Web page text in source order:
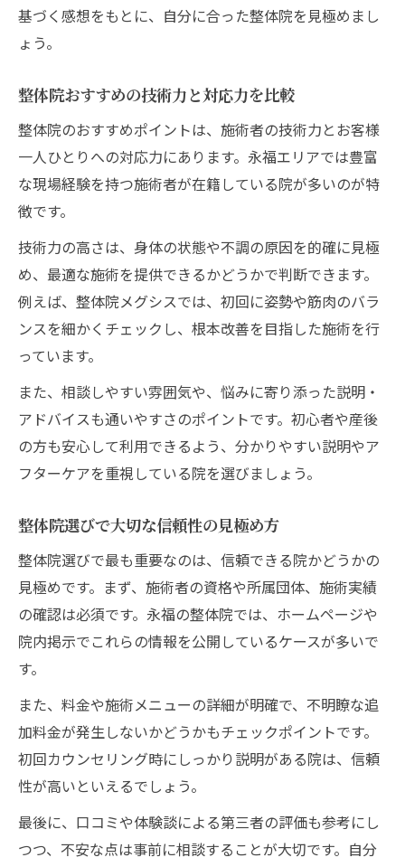
基づく感想をもとに、自分に合った整体院を見極めまし
ょう。
整体院おすすめの技術力と対応力を比較
整体院のおすすめポイントは、施術者の技術力とお客様
一人ひとりへの対応力にあります。永福エリアでは豊富
な現場経験を持つ施術者が在籍している院が多いのが特
徴です。
技術力の高さは、身体の状態や不調の原因を的確に見極
め、最適な施術を提供できるかどうかで判断できます。
例えば、整体院メグシスでは、初回に姿勢や筋肉のバラ
ンスを細かくチェックし、根本改善を目指した施術を行
っています。
また、相談しやすい雰囲気や、悩みに寄り添った説明・
アドバイスも通いやすさのポイントです。初心者や産後
の方も安心して利用できるよう、分かりやすい説明やア
フターケアを重視している院を選びましょう。
整体院選びで大切な信頼性の見極め方
整体院選びで最も重要なのは、信頼できる院かどうかの
見極めです。まず、施術者の資格や所属団体、施術実績
の確認は必須です。永福の整体院では、ホームページや
院内掲示でこれらの情報を公開しているケースが多いで
す。
また、料金や施術メニューの詳細が明確で、不明瞭な追
加料金が発生しないかどうかもチェックポイントです。
初回カウンセリング時にしっかり説明がある院は、信頼
性が高いといえるでしょう。
最後に、口コミや体験談による第三者の評価も参考にし
つつ、不安な点は事前に相談することが大切です。自分